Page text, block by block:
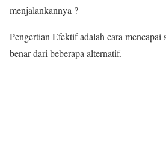
menjalankannya ?
Pengertian Efektif adalah cara mencapai
benar dari beberapa alternatif.